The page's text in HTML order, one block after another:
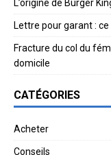
L’origine de Burger
Lettre pour garant :
Fracture du col du
domicile
CATÉGORIES
Acheter
Conseils